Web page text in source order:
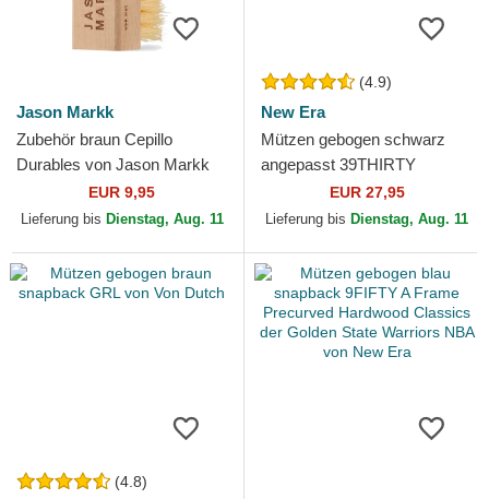
Jason Markk
Zubehör braun Cepillo
Durables von Jason Markk
EUR 9,95
Lieferung bis Dienstag, Aug. 11
(4.9)
New Era
Mützen gebogen schwarz
angepasst 39THIRTY
Classic der New York
Yankees MLB von New Era
EUR 27,95
Lieferung bis Dienstag, Aug. 11
(4.8)